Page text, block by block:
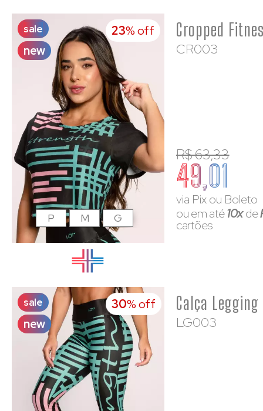
sale
new
23% off Cropped
CR003
R$ 63,33
49,01
via Pix ou Boleto
ou em até10xde
cartões
P M G
sale
new
30% off
LG003